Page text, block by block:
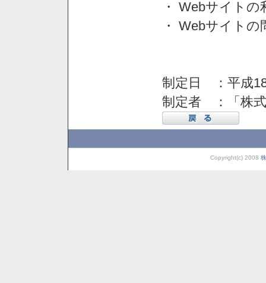
・ Webサイト
・ Webサイト
制定日 ：平成
制定者 ：「株
Copyright(c) 2008